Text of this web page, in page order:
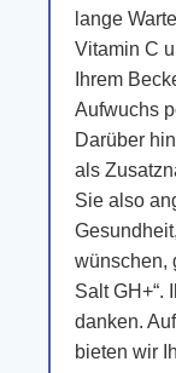
lange
Vitamin C
Ihrem
Aufwuchs
Darüber
als
Sie also
wünschen,
Salt GH+“.
danken.
bieten wir